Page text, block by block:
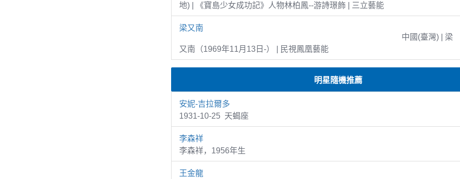
地) | 《寶島少女成功記》人物林柏鳳--游詩璟飾 | 三立藝能
梁又南
中國(臺灣) | 梁
又南（1969年11月13日-） | 民視鳳凰藝能
明星隨機推薦
安妮-吉拉爾多
1931-10-25 天蝎座
李森祥
李森祥，1956年生
王金龍